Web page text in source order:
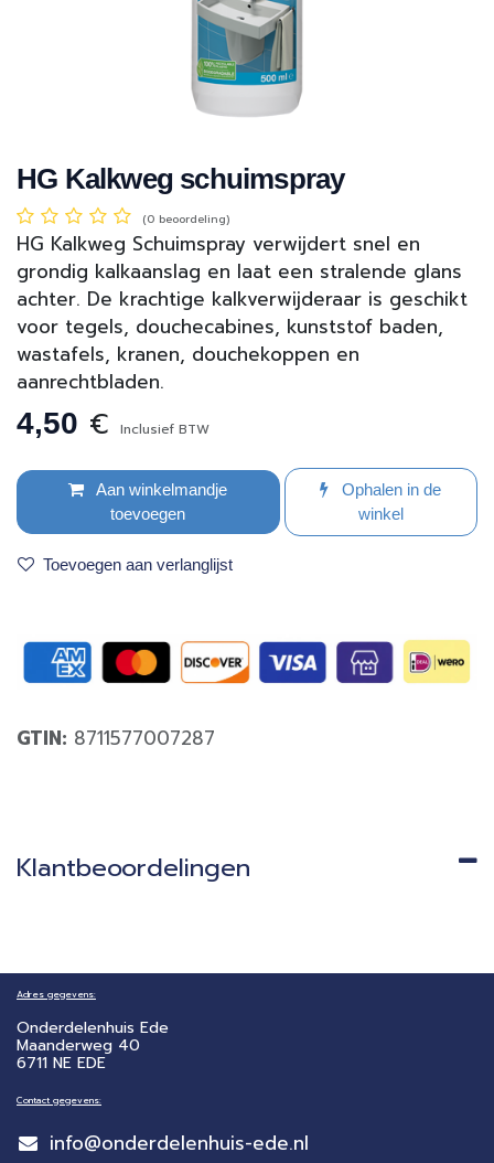
HG Kalkweg schuimspray
(0 beoordeling)
HG Kalkweg Schuimspray verwijdert snel en
grondig kalkaanslag en laat een stralende glans
achter. De krachtige kalkverwijderaar is geschikt
voor tegels, douchecabines, kunststof baden,
wastafels, kranen, douchekoppen en
aanrechtbladen.
4,50 € Inclusief BTW
Aan winkelmandje
toevoegen
Ophalen in de
winkel
Toevoegen aan verlanglijst
GTIN: 8711577007287
Klantbeoordelingen
Adres gegevens:
Onderdelenhuis Ede
Maanderweg 40
6711 NE EDE
Contact gegevens:
info@onderdelenhuis-ede.nl